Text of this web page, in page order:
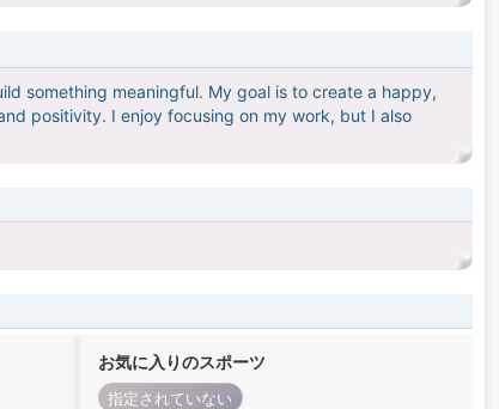
something meaningful. My goal is to create a happy,
positivity. I enjoy focusing on my work, but I also
お気に入りのスポーツ
指定されていない